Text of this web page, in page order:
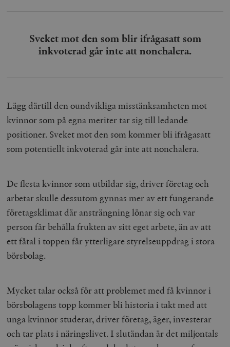
Sveket mot den som blir ifrågasatt som
inkvoterad går inte att nonchalera.
Lägg därtill den oundvikliga misstänksamheten mot
kvinnor som på egna meriter tar sig till ledande
positioner. Sveket mot den som kommer bli ifrågasatt
som potentiellt inkvoterad går inte att nonchalera.
De flesta kvinnor som utbildar sig, driver företag och
arbetar skulle dessutom gynnas mer av ett fungerande
företagsklimat där ansträngning lönar sig och var
person får behålla frukten av sitt eget arbete, än av att
ett fåtal i toppen får ytterligare styrelseuppdrag i stora
börsbolag.
Mycket talar också för att problemet med få kvinnor i
börsbolagens topp kommer bli historia i takt med att
unga kvinnor studerar, driver företag, äger, investerar
och tar plats i näringslivet. I slutändan är det miljontals